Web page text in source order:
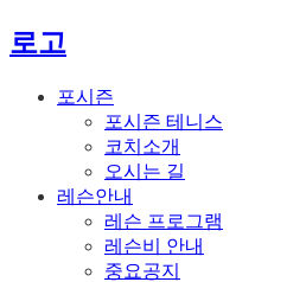
로고
포시즌
포시즌 테니스
코치소개
오시는 길
레슨안내
레슨 프로그램
레슨비 안내
중요공지